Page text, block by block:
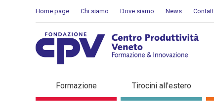
Home page Chi siamo Dove siamo News
Rete PatLib - Patent
Formazione Tirocini all'estero